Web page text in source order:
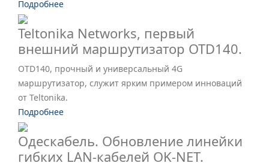
Подробнее
Teltonika Networks, первый
внешний маршрутизатор OTD140.
OTD140, прочный и универсальный 4G
маршрутизатор, служит ярким примером инноваций
от Teltonika.
Подробнее
Одескабель. Обновление линейки
гибких LAN-кабелей OK-NET.